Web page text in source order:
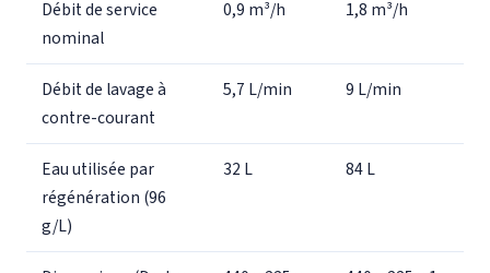
Débit de service
nominal
0,9 m³/h 1,8 m³/h
Débit de lavage à
contre-courant
5,7 L/min 9 L/min
Eau utilisée par
régénération (96
g/L)
32 L 84 L